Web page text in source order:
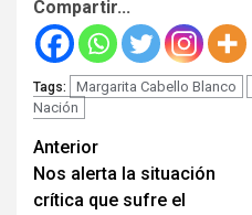
Compartir...
Tags: Margarita Cabello Blanco
Nación
Seguir
leyendo
Anterior
Nos alerta la situación
crítica que sufre el